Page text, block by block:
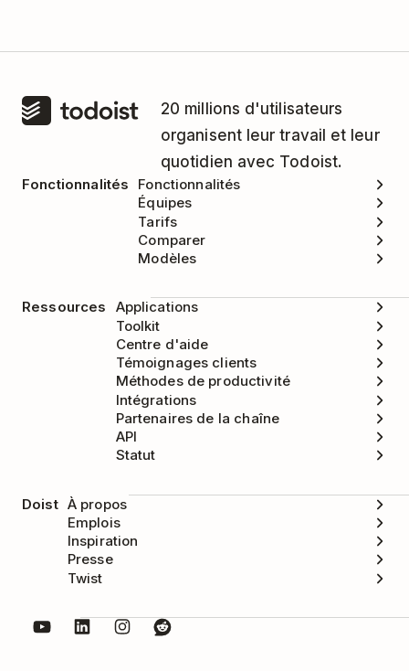
20 millions d'utilisateurs
organisent leur travail et leur
quotidien avec Todoist.
Fonctionnalités
Fonctionnalités
Équipes
Tarifs
Comparer
Modèles
Ressources
Applications
Toolkit
Centre d'aide
Témoignages clients
Méthodes de productivité
Intégrations
Partenaires de la chaîne
API
Statut
Doist À propos
Emplois
Inspiration
Presse
Twist